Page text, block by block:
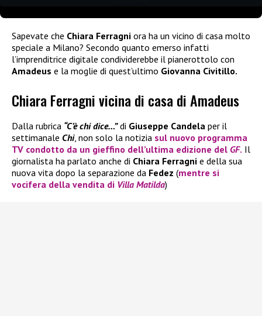
Sapevate che Chiara Ferragni ora ha un vicino di casa molto
speciale a Milano? Secondo quanto emerso infatti
l’imprenditrice digitale condividerebbe il pianerottolo con
Amadeus e la moglie di quest’ultimo Giovanna Civitillo.
Chiara Ferragni vicina di casa di Amadeus
Dalla rubrica “C’è chi dice…”di Giuseppe Candela per il
settimanale Chi, non solo la notizia sul nuovo programma
TV condotto da un gieffino dell’ultima edizione del GF. Il
giornalista ha parlato anche di Chiara Ferragni e della sua
nuova vita dopo la separazione da Fedez (mentre si
vocifera della vendita di Villa Matilda)